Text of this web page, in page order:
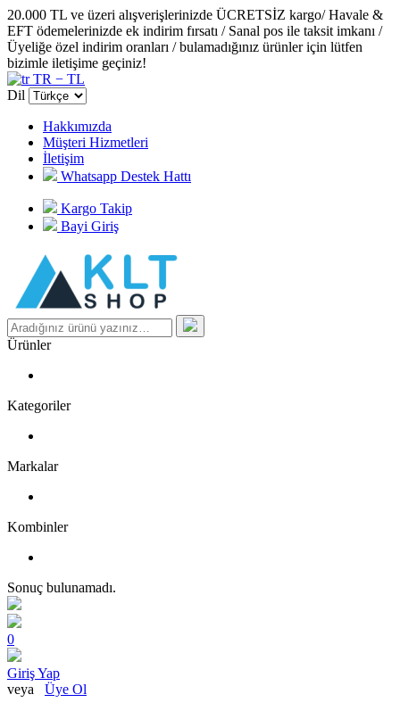
20.000 TL ve üzeri alışverişlerinizde ÜCRETSİZ kargo/ Havale &
EFT ödemelerinizde ek indirim fırsatı / Sanal pos ile taksit imkanı /
Üyeliğe özel indirim oranları / bulamadığınız ürünler için lütfen
bizimle iletişime geçiniz!
TR − TL
Dil
Hakkımızda
Müşteri Hizmetleri
İletişim
Whatsapp Destek Hattı
Kargo Takip
Bayi Giriş
Ürünler
Kategoriler
Markalar
Kombinler
Sonuç bulunamadı.
0
Giriş Yap
veya Üye Ol